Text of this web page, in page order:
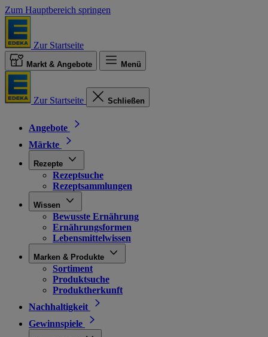
Zum Hauptbereich springen
Zur Startseite
Markt & Angebote Menü
Zur Startseite Schließen
Angebote
Märkte
Rezepte
Rezeptsuche
Rezeptsammlungen
Wissen
Bewusste Ernährung
Ernährungsformen
Lebensmittelwissen
Marken & Produkte
Sortiment
Produktsuche
Produktherkunft
Nachhaltigkeit
Gewinnspiele